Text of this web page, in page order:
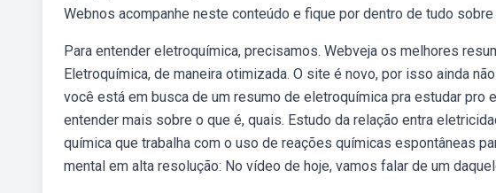
Webnos acompanhe neste conteúdo e fique por dentro de tudo
Para entender eletroquímica, precisamos. Webveja os melhores
Eletroquímica, de maneira otimizada. O site é novo, por isso ainda
você está em busca de um resumo de eletroquímica pra estudar pro
entender mais sobre o que é, quais. Estudo da relação entra
química que trabalha com o uso de reações químicas espontâneas
mental em alta resolução: No vídeo de hoje, vamos falar de um